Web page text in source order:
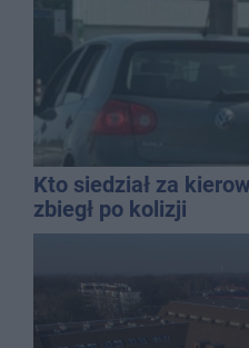
Kto siedział za
zbiegł po kolizji